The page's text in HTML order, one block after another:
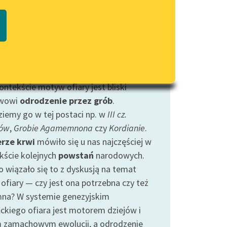
PDF
wrażliwych
Deklaracja dostępności
literaturze często pojawia się
rozumianej jako wartość
motyw ofiary jest bliski
odrodzenie przez grób.
go w tej postaci np. wIII cz.
, Grobie Agamemnona czyKordianie.
krwi mówiło się u nas najczęściej w
kolejnych powstań narodowych.
wiązało się to z dyskusją na temat
ofiary — czy jest ona potrzebna czy też
W systemie genezyjskim
ofiara jest motorem dziejów i
zamachowym ewolucji, a odrodzenie